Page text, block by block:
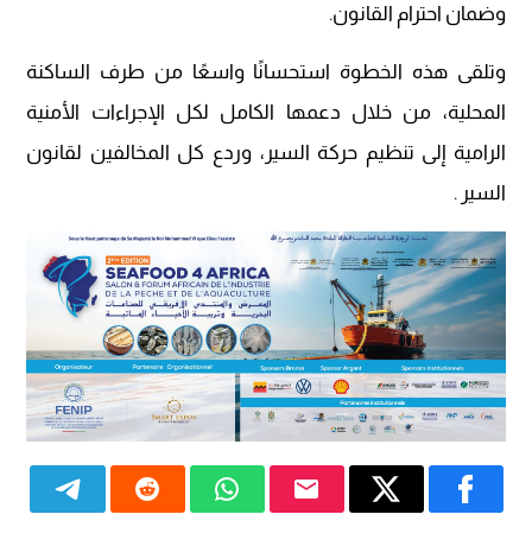
وضمان احترام القانون.
وتلقى هذه الخطوة استحسانًا واسعًا من طرف الساكنة
المحلية، من خلال دعمها الكامل لكل الإجراءات الأمنية
الرامية إلى تنظيم حركة السير، وردع كل المخالفين لقانون
السير .